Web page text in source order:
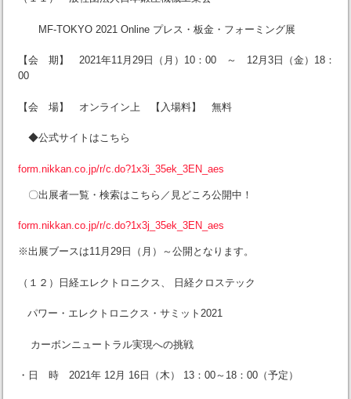
MF-TOKYO 2021 Online プレス・板金・フォーミング展
【会 期】 2021年11月29日（月）10：00 ～ 12月3日（金）18：
00
【会 場】 オンライン上 【入場料】 無料
◆公式サイトはこちら
form.nikkan.co.jp/r/c.do?1x3i_35ek_3EN_aes
〇出展者一覧・検索はこちら／見どころ公開中！
form.nikkan.co.jp/r/c.do?1x3j_35ek_3EN_aes
※出展ブースは11月29日（月）～公開となります。
（１２）日経エレクトロニクス、 日経クロステック
パワー・エレクトロニクス・サミット2021
カーボンニュートラル実現への挑戦
・日 時 2021年 12月 16日（木） 13：00～18：00（予定）